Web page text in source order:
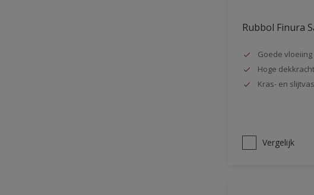
Rubbol Finura
Goede vloeiing
Hoge dekkracht
Kras- en
Vergelijk